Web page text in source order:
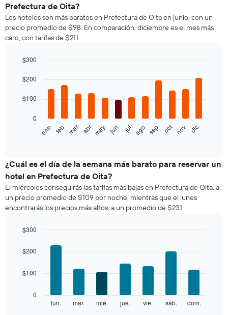
Prefectura de Oita?
Los hoteles son más baratos en Prefectura de Oita en junio, con un
precio promedio de $98. En comparación, diciembre es el mes más
caro, con tarifas de $211.
chart
12
bars.
siguiente
el
promedio
de
una
habitación
mes
gráfico
muestra
eje
graphic.
ene. feb. mar. abr.may. jun. jul. ago. sep. oct. nov. dic.
0
$100
$200
$300
¿Cuál es el día de la semana más barato para reservar un
hotel en Prefectura de Oita?
El miércoles conseguirás las tarifas más bajas en Prefectura de Oita, a
un precio promedio de $109 por noche; mientras que el lunes
encontrarás los precios más altos, a un promedio de $231.
chart
with
bars.
lun. mar. mié. jue. vie. sáb. dom.
0
$100
$200
$300